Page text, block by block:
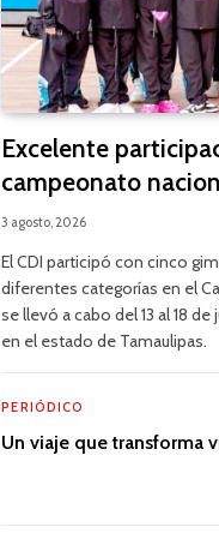
Excelente
campeonato
3 agosto, 2026
El CDI participó con cinco
diferentes categorías en el
se llevó a cabo del 13 al 18
en el estado de Tamaulipas.
PERIÓDICO
Un viaje que transforma